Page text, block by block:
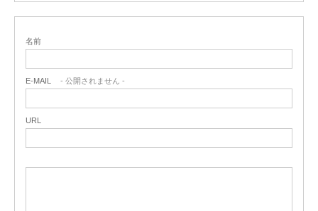
名前
E-MAIL - 公開されません -
URL